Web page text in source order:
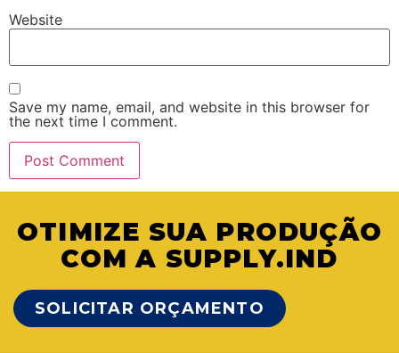
Website
Save my name, email, and website in this browser for
the next time I comment.
OTIMIZE SUA PRODUÇÃO
COM A SUPPLY.IND
SOLICITAR ORÇAMENTO